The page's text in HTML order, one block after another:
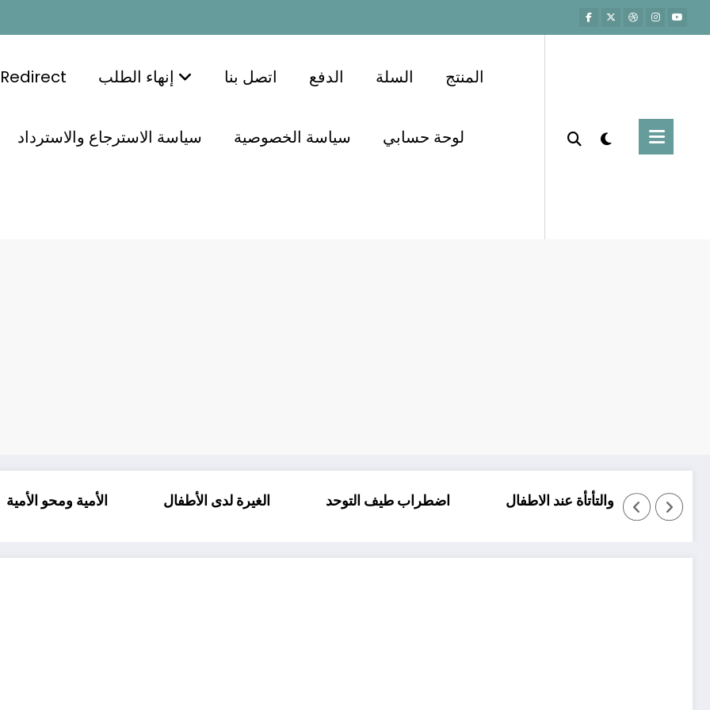
Redirect اتصل بنا الدفع السلة المنتج
سياسة الاسترجاع والاسترداد سياسة الخصوصية لوحة حسابي
الغيرة لدى الأطفال اضطراب طيف التوحد التلعثم والتأتأة عند الاطفال المستويات